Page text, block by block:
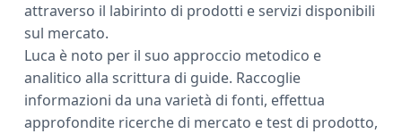
attraverso il labirinto di prodotti e servizi disponibili
sul mercato.
Luca è noto per il suo approccio metodico e
analitico alla scrittura di guide. Raccoglie
informazioni da una varietà di fonti, effettua
approfondite ricerche di mercato e test di prodotto,